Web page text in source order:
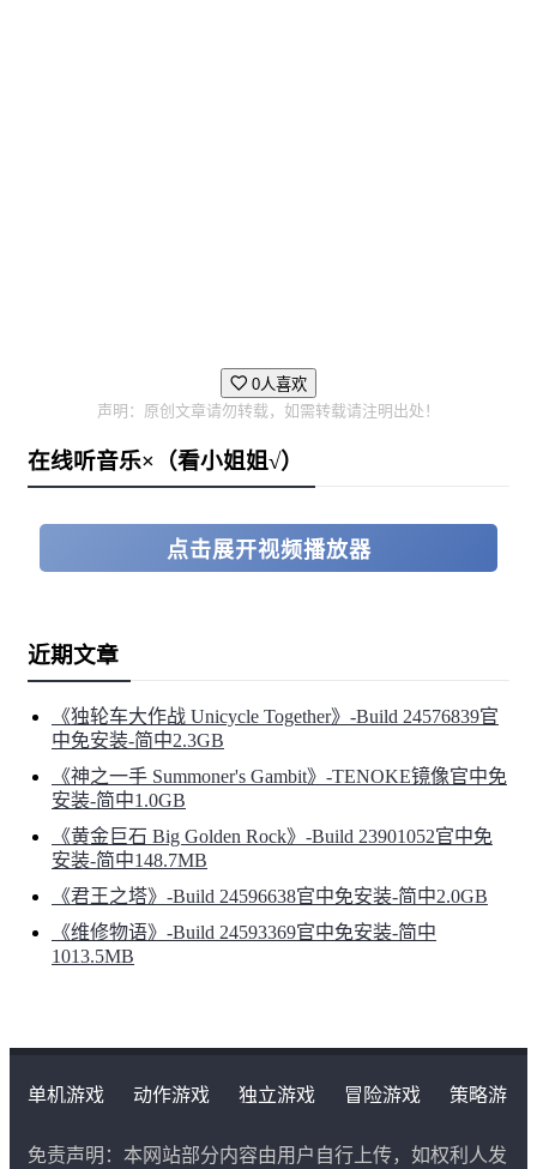
0人喜欢
声明：原创文章请勿转载，如需转载请注明出处！
在线听音乐×（看小姐姐√）
点击展开视频播放器
近期文章
《独轮车大作战 Unicycle Together》-Build 24576839官
中免安装-简中2.3GB
《神之一手 Summoner's Gambit》-TENOKE镜像官中免
安装-简中1.0GB
《黄金巨石 Big Golden Rock》-Build 23901052官中免
安装-简中148.7MB
《君王之塔》-Build 24596638官中免安装-简中2.0GB
《维修物语》-Build 24593369官中免安装-简中
1013.5MB
单机游戏 动作游戏 独立游戏 冒险游戏
策略游
免责声明：本网站部分内容由用户自行上传，如权利人发